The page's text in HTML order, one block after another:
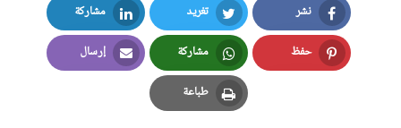
نشر
Facebook
تغريد
Twitter
مشاركة
LinkedIn
حفظ
Pinterest
مشاركة
Whatsapp
إرسال
Email
طباعة
Print